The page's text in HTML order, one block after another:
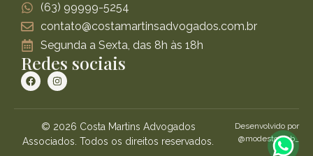
(63) 99999-5254
contato@costamartinsadvogados.com.br
Segunda a Sexta, das 8h às 18h
Redes sociais
© 2026 Costa Martins Advogados
Associados. Todos os direitos reservados.
Desenvolvido por
@modestoweb_